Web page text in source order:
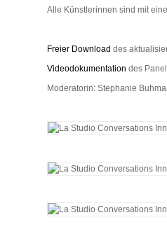
Alle Künstlerinnen sind mit
Freier Download des
Videodokumentation des
Moderatorin: Stephanie